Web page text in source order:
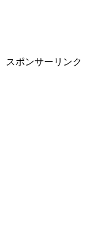
スポンサーリンク